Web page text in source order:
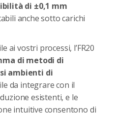
di ±0,1 mm
anche sotto carichi
ai vostri processi, l’FR20
di metodi di
ambienti di
da integrare con il
esistenti, e le
intuitive consentono di